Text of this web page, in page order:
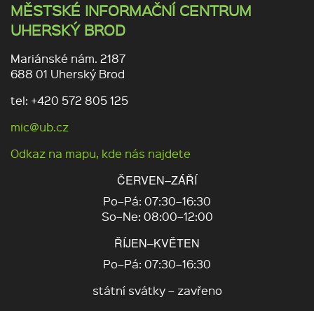
MĚSTSKÉ INFORMAČNÍ CENTRUM
UHERSKÝ BROD
Mariánské nám. 2187
688 01 Uherský Brod
tel: +420 572 805 125
mic@ub.cz
Odkaz na mapu, kde nás najdete
ČERVEN–ZÁŘÍ
Po–Pá: 07:30–16:30
So–Ne: 08:00–12:00
ŘÍJEN–KVĚTEN
Po–Pá: 07:30–16:30
státní svátky – zavřeno